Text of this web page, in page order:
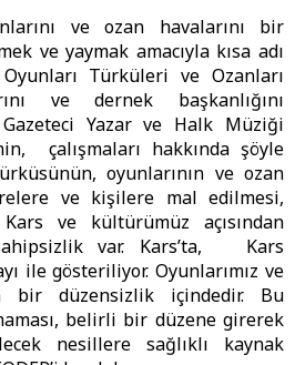
ve ozan havalarını bir
ve yaymak amacıyla kısa adı
Türküleri ve Ozanları
ve dernek başkanlığını
Yazar ve Halk Müziği
çalışmaları hakkında şöyle
oyunlarının ve ozan
ve kişilere mal edilmesi,
ve kültürümüz açısından
var. Kars’ta, Kars
ile gösteriliyor. Oyunlarımız ve
bir düzensizlik içindedir. Bu
belirli bir düzene girerek
nesillere sağlıklı kaynak